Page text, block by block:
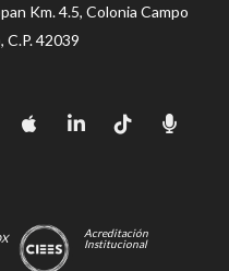
Km. 4.5, Colonia Campo
C.P. 42039
Acreditación
Institucional